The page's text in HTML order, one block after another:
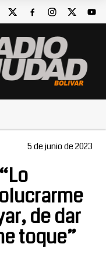
5 de junio de 2023
de dar
toque”